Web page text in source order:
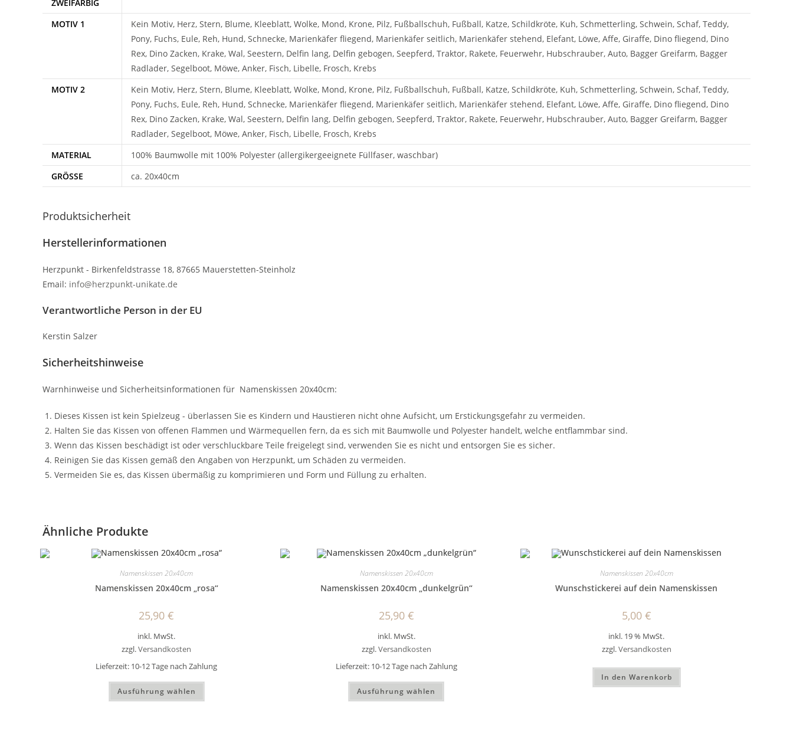
ZWEIFARBIG
MOTIV 1
Kein Motiv, Herz, Stern, Blume, Kleeblatt, Wolke, Mond, Krone, Pilz, Fußballschuh, Fußball, Katze, Schildkröte, Kuh, Schmetterling, Schwein, Schaf, Teddy,
Pony, Fuchs, Eule, Reh, Hund, Schnecke, Marienkäfer fliegend, Marienkäfer seitlich, Marienkäfer stehend, Elefant, Löwe, Affe, Giraffe, Dino fliegend, Dino
Rex, Dino Zacken, Krake, Wal, Seestern, Delfin lang, Delfin gebogen, Seepferd, Traktor, Rakete, Feuerwehr, Hubschrauber, Auto, Bagger Greifarm, Bagger
Radlader, Segelboot, Möwe, Anker, Fisch, Libelle, Frosch, Krebs
MOTIV 2
Kein Motiv, Herz, Stern, Blume, Kleeblatt, Wolke, Mond, Krone, Pilz, Fußballschuh, Fußball, Katze, Schildkröte, Kuh, Schmetterling, Schwein, Schaf, Teddy,
Pony, Fuchs, Eule, Reh, Hund, Schnecke, Marienkäfer fliegend, Marienkäfer seitlich, Marienkäfer stehend, Elefant, Löwe, Affe, Giraffe, Dino fliegend, Dino
Rex, Dino Zacken, Krake, Wal, Seestern, Delfin lang, Delfin gebogen, Seepferd, Traktor, Rakete, Feuerwehr, Hubschrauber, Auto, Bagger Greifarm, Bagger
Radlader, Segelboot, Möwe, Anker, Fisch, Libelle, Frosch, Krebs
MATERIAL
100% Baumwolle mit 100% Polyester (allergikergeeignete Füllfaser, waschbar)
GRÖSSE
ca. 20x40cm
Produktsicherheit
Herstellerinformationen
Herzpunkt - Birkenfeldstrasse 18, 87665 Mauerstetten-Steinholz
Email: info@herzpunkt-unikate.de
Verantwortliche Person in der EU
Kerstin Salzer
Sicherheitshinweise
Warnhinweise und Sicherheitsinformationen für Namenskissen 20x40cm:
Dieses Kissen ist kein Spielzeug - überlassen Sie es Kindern und Haustieren nicht ohne Aufsicht, um Erstickungsgefahr zu vermeiden.
Halten Sie das Kissen von offenen Flammen und Wärmequellen fern, da es sich mit Baumwolle und Polyester handelt, welche entflammbar sind.
Wenn das Kissen beschädigt ist oder verschluckbare Teile freigelegt sind, verwenden Sie es nicht und entsorgen Sie es sicher.
Reinigen Sie das Kissen gemäß den Angaben von Herzpunkt, um Schäden zu vermeiden.
Vermeiden Sie es, das Kissen übermäßig zu komprimieren und Form und Füllung zu erhalten.
Ähnliche Produkte
Namenskissen 20x40cm
Namenskissen 20x40cm „rosa“
25,90€
inkl. MwSt.
zzgl.Versandkosten
Lieferzeit: 10-12 Tage nach Zahlung
Ausführung wählen
Dieses
weist
Namenskissen 20x40cm
Namenskissen 20x40cm „dunkelgrün“
25,90 €
inkl. MwSt.
zzgl.Versandkosten
Lieferzeit: 10-12 Tage nach Zahlung
Ausführung wählen
Dieses
weist
Namenskissen 20x40cm
Wunschstickerei auf dein Namenskissen
5,00 €
inkl. 19 % MwSt.
zzgl.Versandkosten
In den Warenkorb